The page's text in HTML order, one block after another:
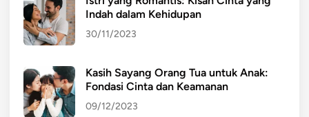
Indah dalam Kehidupan
30/11/2023
Kasih Sayang Orang Tua untuk Anak:
Fondasi Cinta dan Keamanan
09/12/2023